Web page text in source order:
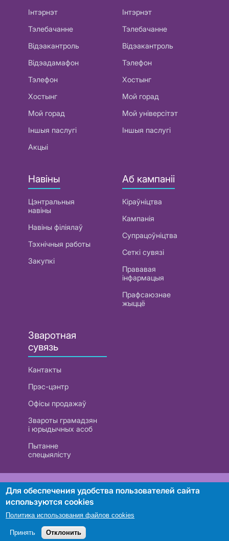
Інтэрнэт
Тэлебачанне
Відэакантроль
Відэадамафон
Тэлефон
Хостынг
Мой горад
Іншыя паслугі
Акцыі
Інтэрнэт
Тэлебачанне
Відэакантроль
Тэлефон
Хостынг
Мой горад
Мой універсітэт
Іншыя паслугі
Навіны
Цэнтральныя
навіны
Навіны філіялаў
Тэхнічныя работы
Закупкі
Аб кампаніі
Кіраўніцтва
Кампанія
Супрацоўніцтва
Сеткі сувязі
Прававая
інфармацыя
Прафсаюзнае
жыццё
Зваротная
сувязь
Кантакты
Прэс-цэнтр
Офісы продажаў
Звароты грамадзян
і юрыдычных асоб
Пытанне
спецыялісту
РУП «Белтэлекам». УНП 101007741
Пошук
Для обеспечения удобства пользователей сайта
используются cookies
Политика использования файлов cookies
Принять Отклонить